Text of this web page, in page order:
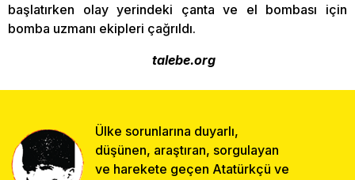
başlatırken olay yerindeki çanta ve el bombası için
bomba uzmanı ekipleri çağrıldı.
talebe.org
Ülke sorunlarına duyarlı,
düşünen, araştıran, sorgulayan
ve harekete geçen Atatürkçü ve